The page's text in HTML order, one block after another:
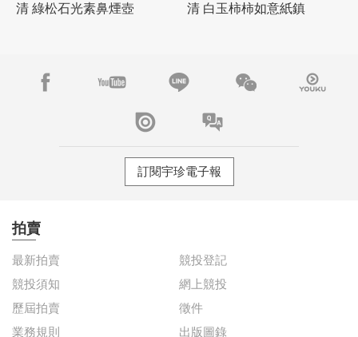
清 綠松石光素鼻煙壺 清 白玉柿柿如意紙鎮
訂閱宇珍電子報
拍賣
最新拍賣
競投登記
競投須知
網上競投
歷屆拍賣
徵件
業務規則
出版圖錄